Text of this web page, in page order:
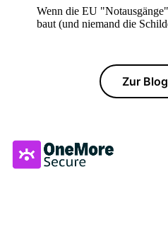
Wenn die EU
baut (und niemand die
Zur